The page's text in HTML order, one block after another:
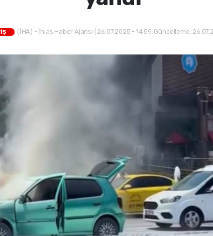
(İHA) - İhlas Haber Ajansı | 26.07.2025 - 14:59, Güncelleme: